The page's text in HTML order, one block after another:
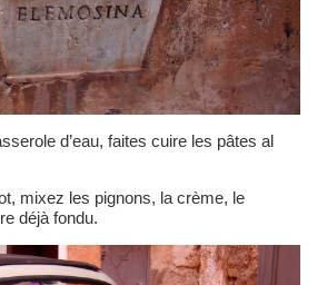
d’eau, faites cuire les pâtes al
mixez les pignons, la crème, le
déjà fondu.